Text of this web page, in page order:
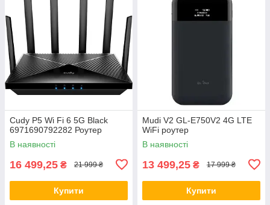
Cudy P5 Wi Fi 6 5G Black
6971690792282 Роутер
В наявності
16 499,25 ₴ 21 999 ₴
Купити
Mudi V2 GL-E750V2 4G LTE
WiFi роутер
В наявності
13 499,25 ₴ 17 999 ₴
Купити